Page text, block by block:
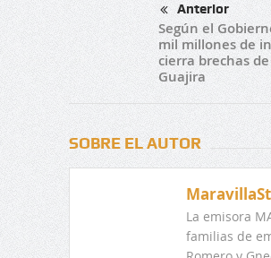
Anterior
Según el
mil millones de
cierra brechas
Guajira
SOBRE EL AUTOR
La emisora
familias de